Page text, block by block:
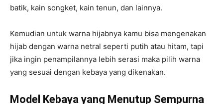
batik, kain songket, kain tenun, dan lainnya.
Kemudian untuk warna hijabnya kamu bisa mengenakan
hijab dengan warna netral seperti putih atau hitam, tapi
jika ingin penampilannya lebih serasi maka pilih warna
yang sesuai dengan kebaya yang dikenakan.
Model Kebaya yang Menutup Sempurna